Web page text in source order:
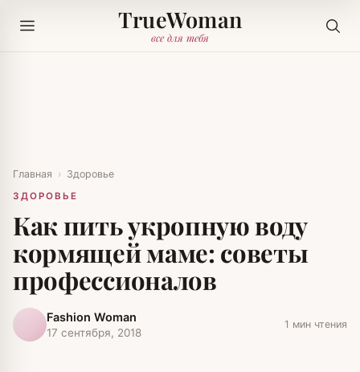
TrueWoman
все для тебя
Главная › Здоровье
ЗДОРОВЬЕ
Как пить укропную воду
кормящей маме: советы
профессионалов
Fashion Woman
17 сентября, 2018
1 мин чтения